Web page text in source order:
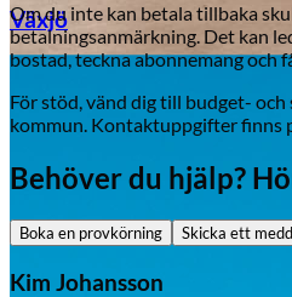
Byte av vindruta
Växjö
Om du inte kan betala tillbaka
betalningsanmärkning. Det kan
bostad, teckna abonnemang och
För stöd, vänd dig till budget-
kommun. Kontaktuppgifter finns
Behöver du hjälp?
Boka en provkörning Skicka ett
Kim Johansson